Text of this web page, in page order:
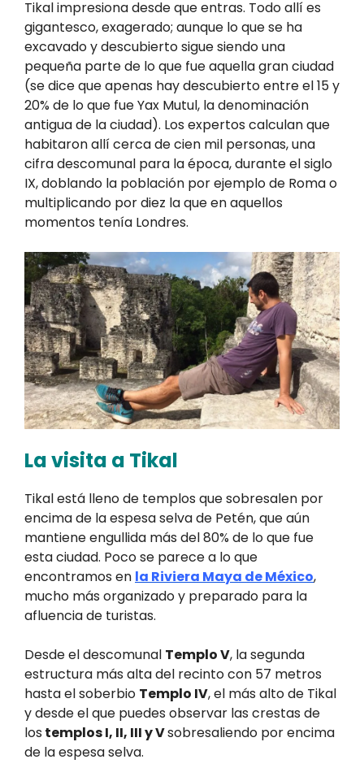
Tikal impresiona desde que entras. Todo allí es
gigantesco, exagerado; aunque lo que se ha
excavado y descubierto sigue siendo una
pequeña parte de lo que fue aquella gran ciudad
(se dice que apenas hay descubierto entre el 15 y
20% de lo que fue Yax Mutul, la denominación
antigua de la ciudad). Los expertos calculan que
habitaron allí cerca de cien mil personas, una
cifra descomunal para la época, durante el siglo
IX, doblando la población por ejemplo de Roma o
multiplicando por diez la que en aquellos
momentos tenía Londres.
La visita a Tikal
Tikal está lleno de templos que sobresalen por
encima de la espesa selva de Petén, que aún
mantiene engullida más del 80% de lo que fue
esta ciudad. Poco se parece a lo que
encontramos en la Riviera Maya de México,
mucho más organizado y preparado para la
afluencia de turistas.
Desde el descomunal Templo V, la segunda
estructura más alta del recinto con 57 metros
hasta el soberbio Templo IV, el más alto de Tikal
y desde el que puedes observar las crestas de
los templos I, II, III y Vsobresaliendo por encima
de la espesa selva.